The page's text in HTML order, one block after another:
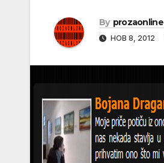
By prozaonline
НОВ 8, 2012